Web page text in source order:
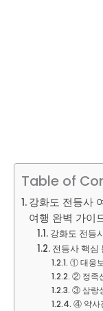
Table of
강화도 전등사
여행 완벽 가이
강화도 전등
전등사 핵심
① 대웅
② 정족
③ 삼랑
④ 약사